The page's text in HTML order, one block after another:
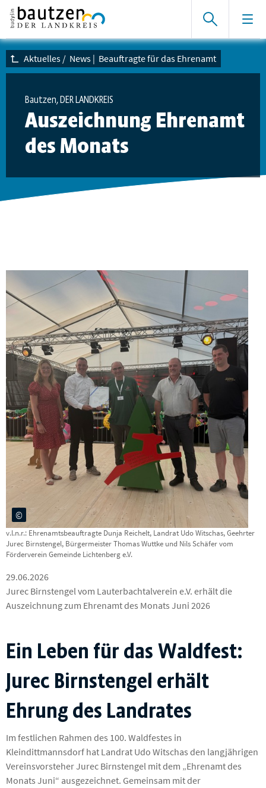
Aktuelles / News | Beauftragte für das Ehrenamt
Bautzen, DER LANDKREIS
Auszeichnung Ehrenamt
des Monats
v.l.n.r.: Ehrenamtsbeauftragte Dunja Reichelt, Landrat Udo Witschas, Geehrter
Jurec Birnstengel, Bürgermeister Thomas Wuttke und Nils Schäfer vom
Förderverein Gemeinde Lichtenberg e.V.
29.06.2026
Jurec Birnstengel vom Lauterbachtalverein e.V. erhält die
Auszeichnung zum Ehrenamt des Monats Juni 2026
Ein Leben für das Waldfest:
Jurec Birnstengel erhält
Ehrung des Landrates
Im festlichen Rahmen des 100. Waldfestes in
Kleindittmannsdorf hat Landrat Udo Witschas den langjährigen
Vereinsvorsteher Jurec Birnstengel mit dem „Ehrenamt des
Monats Juni“ ausgezeichnet. Gemeinsam mit der